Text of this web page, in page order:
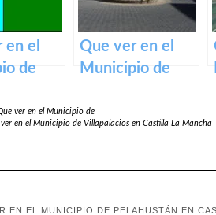
el
de
en
Que ver en el
Municipio de
Fuente en
ver en el Municipio de
en el Municipio de Villapalacios en Castilla La Mancha
EN EL MUNICIPIO DE PELAHUSTÁN EN